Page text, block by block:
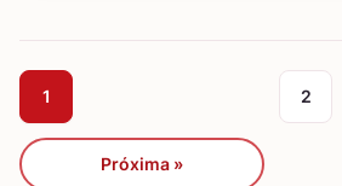
1 2
Próxima »